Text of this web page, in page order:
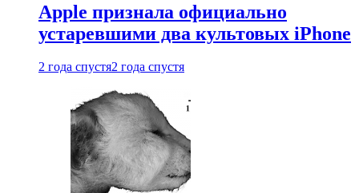
Apple признала официально
устаревшими два культовых iPhone
2 года спустя2 года спустя